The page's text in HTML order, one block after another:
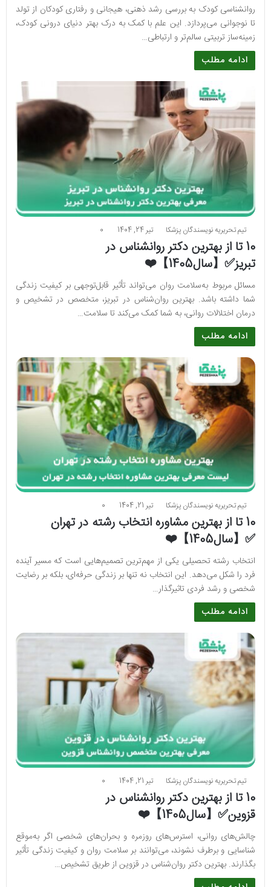
روانشناسی کودک به بررسی رشد ذهنی، هیجانی و رفتاری کودکان از تولد
تا نوجوانی می‌پردازد. این علم با کمک به درک بهتر دنیای درونی کودک،
زمینه‌ساز تربیتی سالم‌تر و ارتباطی…
ادامه مطلب
تیم تحریریه نویسندگان پزشکا تیر 24, 1404 0
10 تا از بهترین دکتر روانشناس در
تبریز✅【سال1405】❤️
مسائل مربوط به‌سلامت روان می‌تواند تأثیر قابل‌توجهی بر کیفیت زندگی
شما داشته باشد. بهترین روان‌شناس در تبریز، متخصص در تشخیص و
درمان اختلالات روانی، به شما کمک می‌کند تا سلامت…
ادامه مطلب
تیم تحریریه نویسندگان پزشکا تیر 21, 1404 0
10 تا از بهترین مشاوره انتخاب رشته در تهران
✅【سال1405】❤️
انتخاب رشته تحصیلی یکی از مهم‌ترین تصمیم‌هایی است که مسیر آینده
فرد را شکل می‌دهد. این انتخاب نه تنها بر زندگی حرفه‌ای، بلکه بر رضایت
شخصی و رشد فردی تاثیرگذار…
ادامه مطلب
تیم تحریریه نویسندگان پزشکا تیر 21, 1404 0
10 تا از بهترین دکتر روانشناس در
قزوین✅【سال1405】❤️
چالش‌های روانی، استرس‌های روزمره و بحران‌های شخصی اگر به‌موقع
شناسایی و برطرف نشوند، می‌توانند بر سلامت روان و کیفیت زندگی تأثیر
بگذارند. بهترین دکتر روان‌شناس در قزوین از طریق تشخیص…